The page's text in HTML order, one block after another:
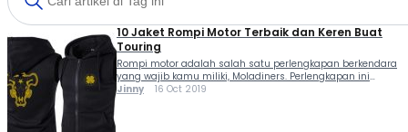
10 Jaket Rompi Motor Terbaik dan Keren Buat
Touring
Rompi motor adalah salah satu perlengkapan berkendara
yang wajib kamu miliki, Moladiners. Perlengkapan ini
sangat berguna saat kamu menempuh perjalanan jauh
Jinny 16 Oct 2019